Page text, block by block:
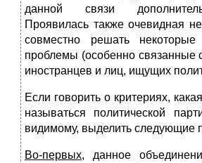
данной связи
Проявилась также очевидная
совместно решать
проблемы (особенно связанные
иностранцев и лиц, ищущих
Если говорить о критериях,
называться полити­ческой
видимому, выделить следующие
Во-первых, данное